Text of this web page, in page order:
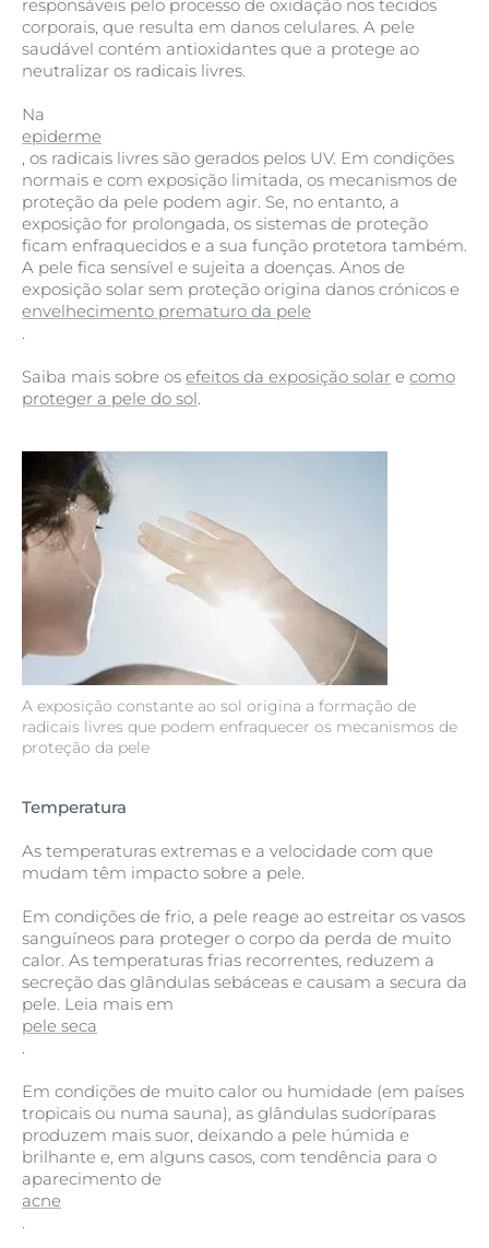
A exposição constante ao sol origina a formação de
radicais livres que podem enfraquecer os mecanismos de
proteção da pele
responsáveis pelo processo de oxidação nos tecidos
corporais, que resulta em danos celulares. A pele
saudável contém antioxidantes que a protege ao
neutralizar os radicais livres.
Na
epiderme
, os radicais livres são gerados pelos UV. Em condições
normais e com exposição limitada, os mecanismos de
proteção da pele podem agir. Se, no entanto, a
exposição for prolongada, os sistemas de proteção
ficam enfraquecidos e a sua função protetora também.
A pele fica sensível e sujeita a doenças. Anos de
exposição solar sem proteção origina danos crónicos e
envelhecimento prematuro da pele
.
Saiba mais sobre os efeitos da exposição solar e como
proteger a pele do sol.
Temperatura
As temperaturas extremas e a velocidade com que
mudam têm impacto sobre a pele.
Em condições de frio, a pele reage ao estreitar os vasos
sanguíneos para proteger o corpo da perda de muito
calor. As temperaturas frias recorrentes, reduzem a
secreção das glândulas sebáceas e causam a secura da
pele. Leia mais em
pele seca
.
Em condições de muito calor ou humidade (em países
tropicais ou numa sauna), as glândulas sudoríparas
produzem mais suor, deixando a pele húmida e
brilhante e, em alguns casos, com tendência para o
aparecimento de
acne
.